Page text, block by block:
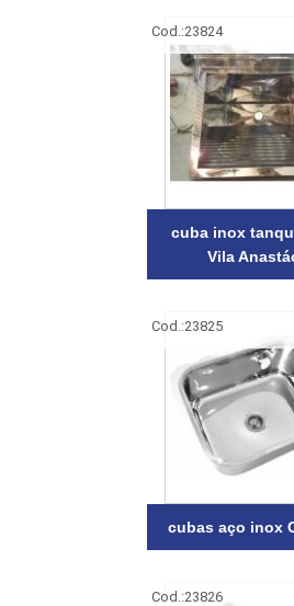
Cod.:23824
cuba inox
Vila
Cod.:23825
cubas aço inox
Cod.:23826